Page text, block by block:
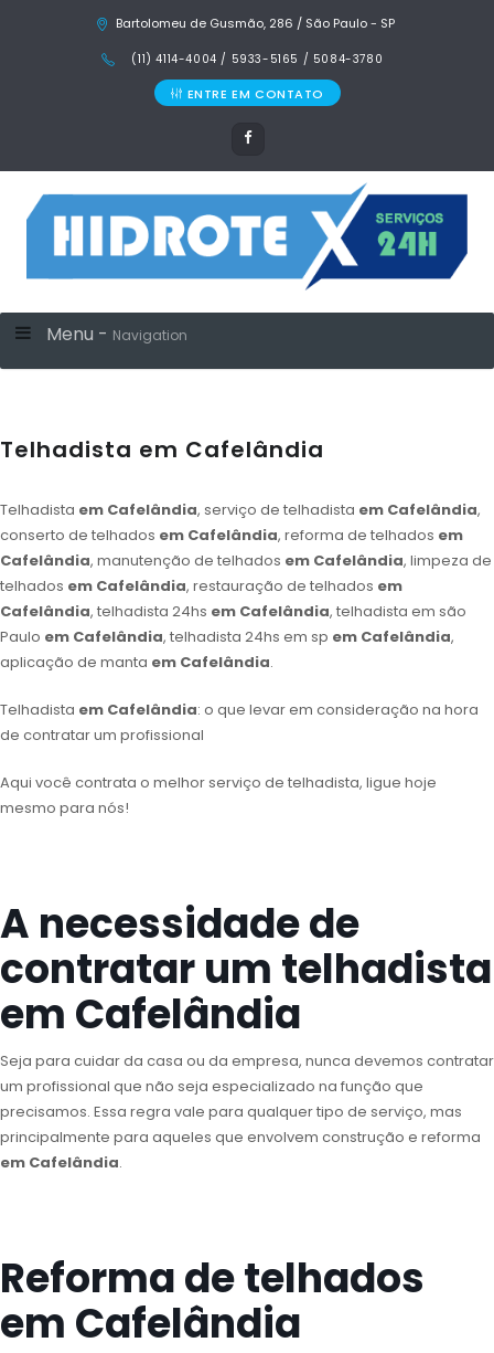
Bartolomeu de Gusmão, 286 / São Paulo - SP
(11) 4114-4004 / 5933-5165 / 5084-3780
ENTRE EM CONTATO
Menu - Navigation
Telhadista em Cafelândia
Telhadista em Cafelândia, serviço de telhadista em Cafelândia,
conserto de telhados em Cafelândia, reforma de telhados em
Cafelândia, manutenção de telhados em Cafelândia, limpeza de
telhados em Cafelândia, restauração de telhados em
Cafelândia, telhadista 24hs em Cafelândia, telhadista em são
Paulo em Cafelândia, telhadista 24hs em sp em Cafelândia,
aplicação de manta em Cafelândia.
Telhadista em Cafelândia: o que levar em consideração na hora
de contratar um profissional
Aqui você contrata o melhor serviço de telhadista, ligue hoje
mesmo para nós!
A necessidade de
contratar um telhadista
em Cafelândia
Seja para cuidar da casa ou da empresa, nunca devemos contratar
um profissional que não seja especializado na função que
precisamos. Essa regra vale para qualquer tipo de serviço, mas
principalmente para aqueles que envolvem construção e reforma
em Cafelândia.
Reforma de telhados
em Cafelândia